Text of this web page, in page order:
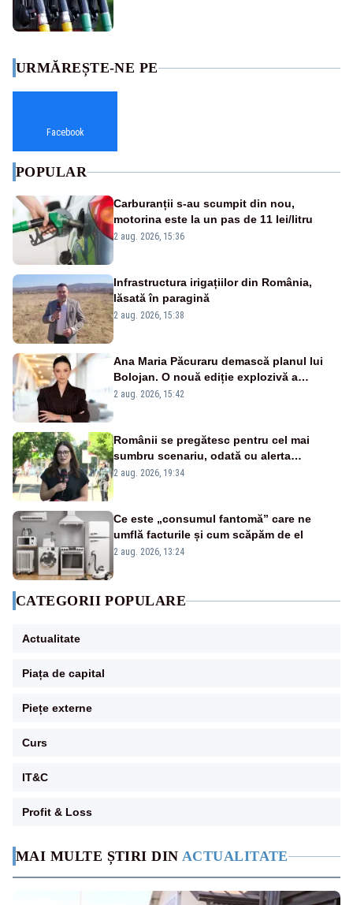
MAI MULTE ȘTIRI DIN ACTUALITATE
URMĂREȘTE-NE PE
Facebook
POPULAR
Carburanții s-au scumpit din nou,
motorina este la un pas de 11 lei/litru
2 aug. 2026, 15:36
Infrastructura irigațiilor din România,
lăsată în paragină
2 aug. 2026, 15:38
Ana Maria Păcuraru demască planul lui
Bolojan. O nouă ediție explozivă a
emisiunii „Miza Zilei” la Realitatea PLUS
2 aug. 2026, 15:42
Românii se pregătesc pentru cel mai
sumbru scenariu, odată cu alerta
energetică
2 aug. 2026, 19:34
Ce este „consumul fantomă” care ne
umflă facturile și cum scăpăm de el
2 aug. 2026, 13:24
CATEGORII POPULARE
Actualitate
Piața de capital
Piețe externe
Curs
IT&C
Profit & Loss